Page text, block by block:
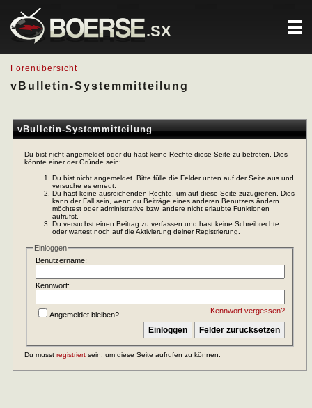
.SX
Forenübersicht
vBulletin-Systemmitteilung
vBulletin-Systemmitteilung
Du bist nicht angemeldet oder du hast keine Rechte diese Seite zu betreten. Dies
könnte einer der Gründe sein:
Du bist nicht angemeldet. Bitte fülle die Felder unten auf der Seite aus und
versuche es erneut.
Du hast keine ausreichenden Rechte, um auf diese Seite zuzugreifen. Dies
kann der Fall sein, wenn du Beiträge eines anderen Benutzers ändern
möchtest oder administrative bzw. andere nicht erlaubte Funktionen
aufrufst.
Du versuchst einen Beitrag zu verfassen und hast keine Schreibrechte
oder wartest noch auf die Aktivierung deiner Registrierung.
Einloggen
Benutzername:
Kennwort:
Kennwort vergessen?
Angemeldet bleiben?
Du musst registriert sein, um diese Seite aufrufen zu können.